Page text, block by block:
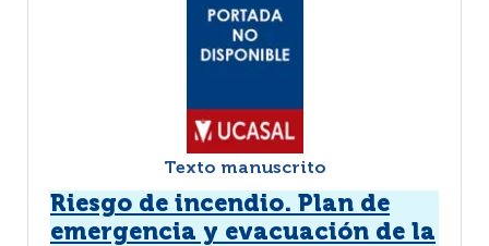
Texto manuscrito
Riesgo de incendio. Plan de
emergencia y evacuación de la